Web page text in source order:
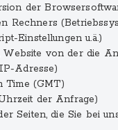
der
Rechners
Einstellungen u.ä.)
von der die
Adresse)
Time (GMT)
der Anfrage)
Seiten, die Sie bei